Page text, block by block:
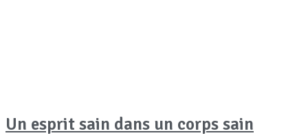
Un esprit sain dans un corps sain